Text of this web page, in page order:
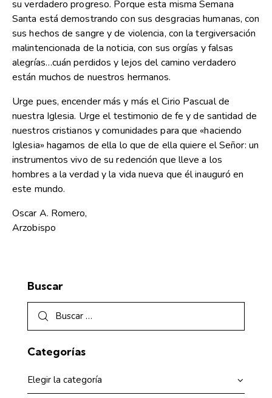
su verdadero progreso. Porque esta misma Semana
Santa está demostrando con sus desgracias humanas, con
sus hechos de sangre y de violencia, con la tergiversación
malintencionada de la noticia, con sus orgías y falsas
alegrías…cuán perdidos y lejos del camino verdadero
están muchos de nuestros hermanos.
Urge pues, encender más y más el Cirio Pascual de
nuestra Iglesia. Urge el testimonio de fe y de santidad de
nuestros cristianos y comunidades para que «haciendo
Iglesia» hagamos de ella lo que de ella quiere el Señor: un
instrumentos vivo de su redención que lleve a los
hombres a la verdad y la vida nueva que él inauguró en
este mundo.
Oscar A. Romero,
Arzobispo
Buscar
Categorías